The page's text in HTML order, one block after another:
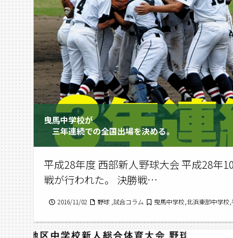
曳馬中学校が
三年連続での全国出場を決める。
平成28年度 西部新人野球大会 平成28年
戦が行われた。 決勝戦…
2016/11/02 野球 ,試合コラム 曳馬中学校,北浜東部中学校